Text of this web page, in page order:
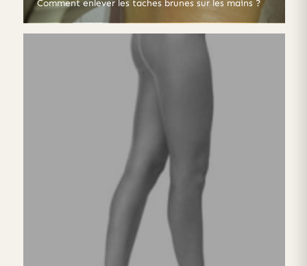
Comment enlever les taches brunes sur les mains ?